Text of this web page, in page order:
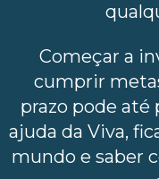
Começar a
cumprir
prazo pode até
ajuda da Viva,
mundo e saber